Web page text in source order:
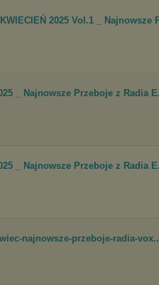
2025 Vol.1 _ Najnowsze
_ Najnowsze Przeboje z Radia
_ Najnowsze Przeboje z Radia
najnowsze-przeboje-radia-